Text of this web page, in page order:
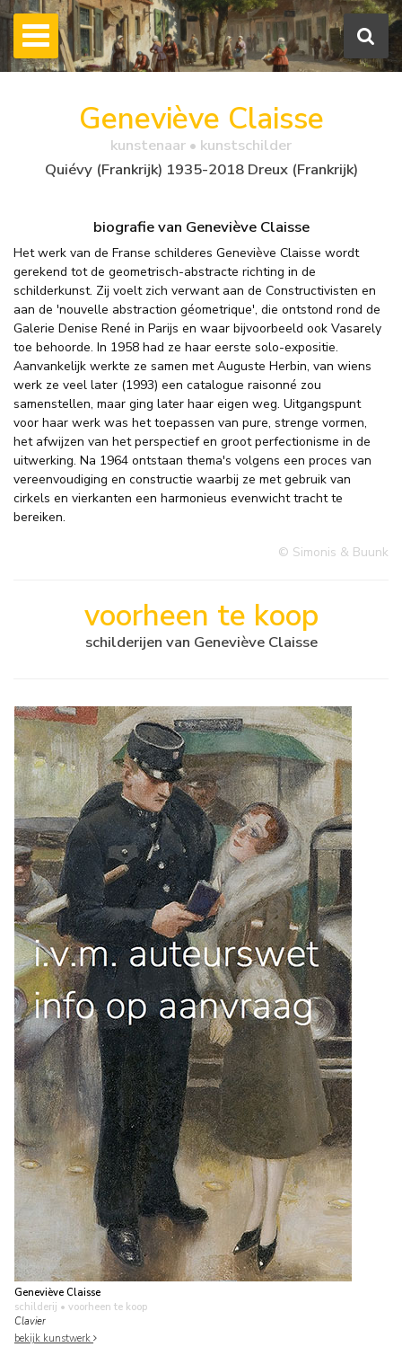
Geneviève Claisse
kunstenaar • kunstschilder
Quiévy (Frankrijk) 1935-2018 Dreux (Frankrijk)
biografie van Geneviève Claisse
Het werk van de Franse schilderes Geneviève Claisse wordt
gerekend tot de geometrisch-abstracte richting in de
schilderkunst. Zij voelt zich verwant aan de Constructivisten en
aan de 'nouvelle abstraction géometrique', die ontstond rond de
Galerie Denise René in Parijs en waar bijvoorbeeld ook Vasarely
toe behoorde. In 1958 had ze haar eerste solo-expositie.
Aanvankelijk werkte ze samen met Auguste Herbin, van wiens
werk ze veel later (1993) een catalogue raisonné zou
samenstellen, maar ging later haar eigen weg. Uitgangspunt
voor haar werk was het toepassen van pure, strenge vormen,
het afwijzen van het perspectief en groot perfectionisme in de
uitwerking. Na 1964 ontstaan thema's volgens een proces van
vereenvoudiging en constructie waarbij ze met gebruik van
cirkels en vierkanten een harmonieus evenwicht tracht te
bereiken.
© Simonis & Buunk
voorheen te koop
schilderijen van Geneviève Claisse
Geneviève Claisse
schilderij • voorheen te koop
Clavier
bekijk kunstwerk